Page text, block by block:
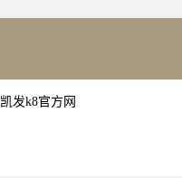
凯发k8官方网